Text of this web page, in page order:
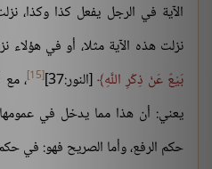
الآية في الرجل يفعل كذا وكذا،
نزلت هذه الآية مثلا، أو في
بَيْعٌ عَنْ ذِكْرِ اللَّهِ [النور:37] [15]
، مع
يعني: أن هذا مما يدخل في
حكم الرفع، وأما الصريح فهو: في